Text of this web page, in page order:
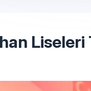
Liseleri